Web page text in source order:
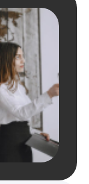
литературы,
приложения,
поставили ссылки
все
литературные
источники.
Уникальность
читается
на одном дыхании.
Евгений
Иванович